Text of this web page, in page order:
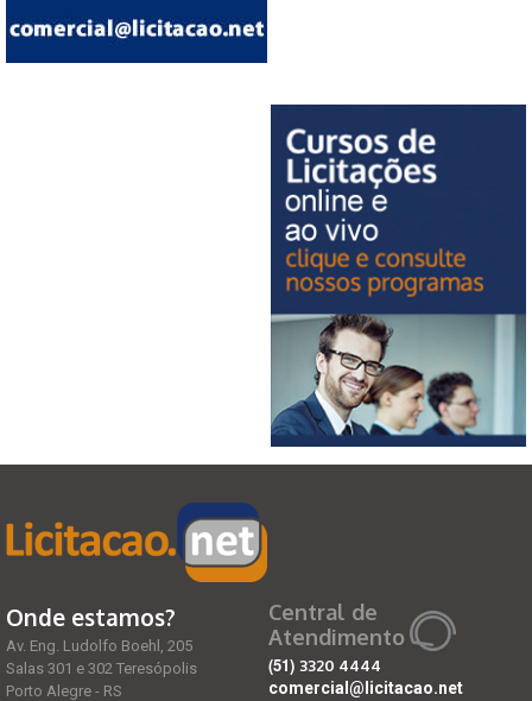
Onde estamos?
Av. Eng. Ludolfo Boehl, 205
Salas 301 e 302 Teresópolis
Porto Alegre - RS
Central de
Atendimento
(51) 3320 4444
comercial@licitacao.net